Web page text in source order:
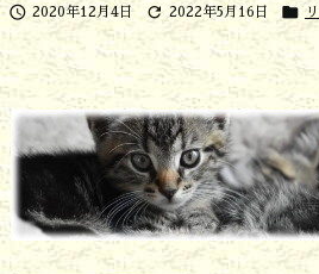
 2020年12月4日  2022年5月16日 